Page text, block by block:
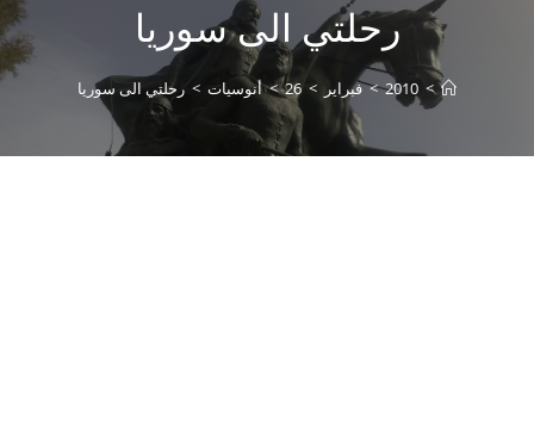
رحلتي الى سوريا
>
2010
> فبراير >
26
> أنوسيات > رحلتي الى سوريا